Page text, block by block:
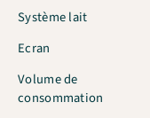
Système lait
Ecran
Volume de
consommation